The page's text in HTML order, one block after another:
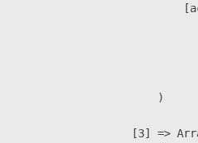
                        )
[3] =>